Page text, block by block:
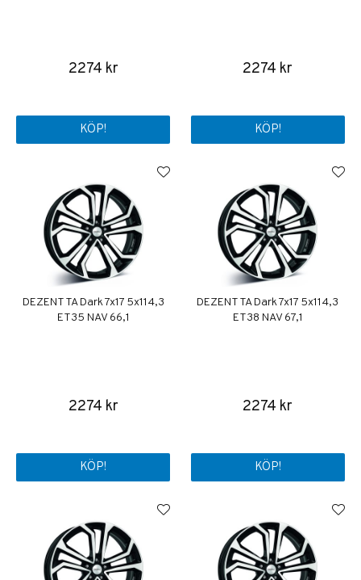
2274 kr
KÖP!
2274 kr
KÖP!
DEZENT TA Dark 7x17 5x114,3
ET35 NAV 66,1
2274 kr
KÖP!
DEZENT TA Dark 7x17 5x114,3
ET38 NAV 67,1
2274 kr
KÖP!